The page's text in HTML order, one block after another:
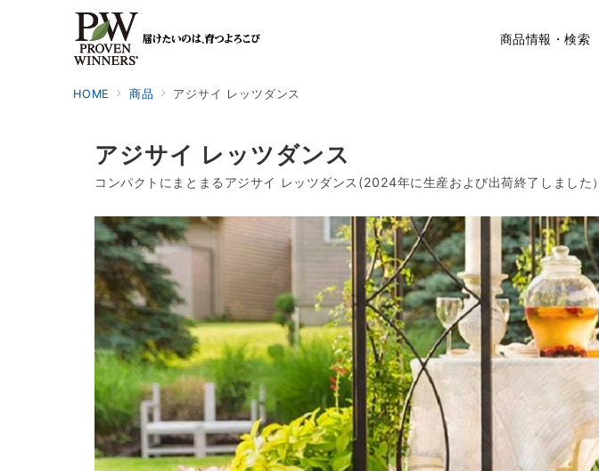
商品情報・検索
HOME 商品 アジサイ レッツダンス
アジサイ レッツダンス
コンパクトにまとまるアジサイ レッツダンス(2024年に生産および出荷終了しました）